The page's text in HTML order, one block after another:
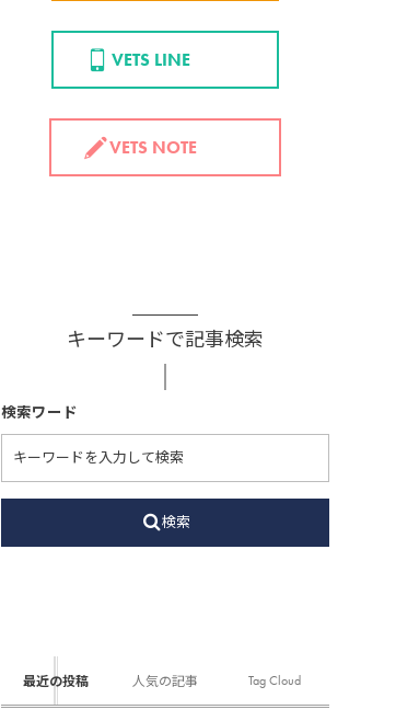
VETS LINE
VETS NOTE
キーワードで記事検索
検索ワード
検索
最近の投稿 人気の記事 Tag Cloud